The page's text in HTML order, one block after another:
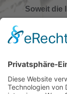
Soweit die
werden,